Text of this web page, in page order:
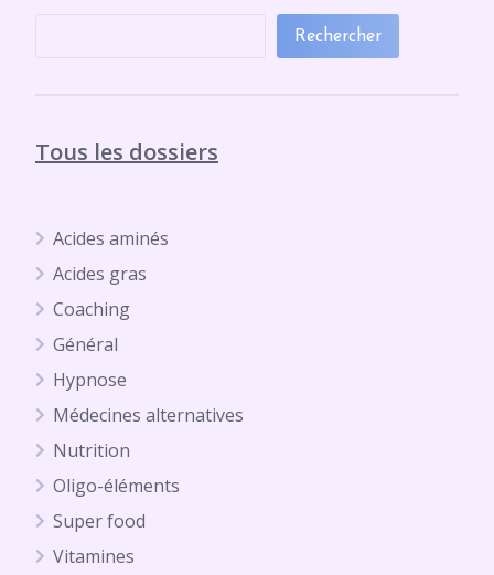
Rechercher
Tous les dossiers
Acides aminés
Acides gras
Coaching
Général
Hypnose
Médecines alternatives
Nutrition
Oligo-éléments
Super food
Vitamines